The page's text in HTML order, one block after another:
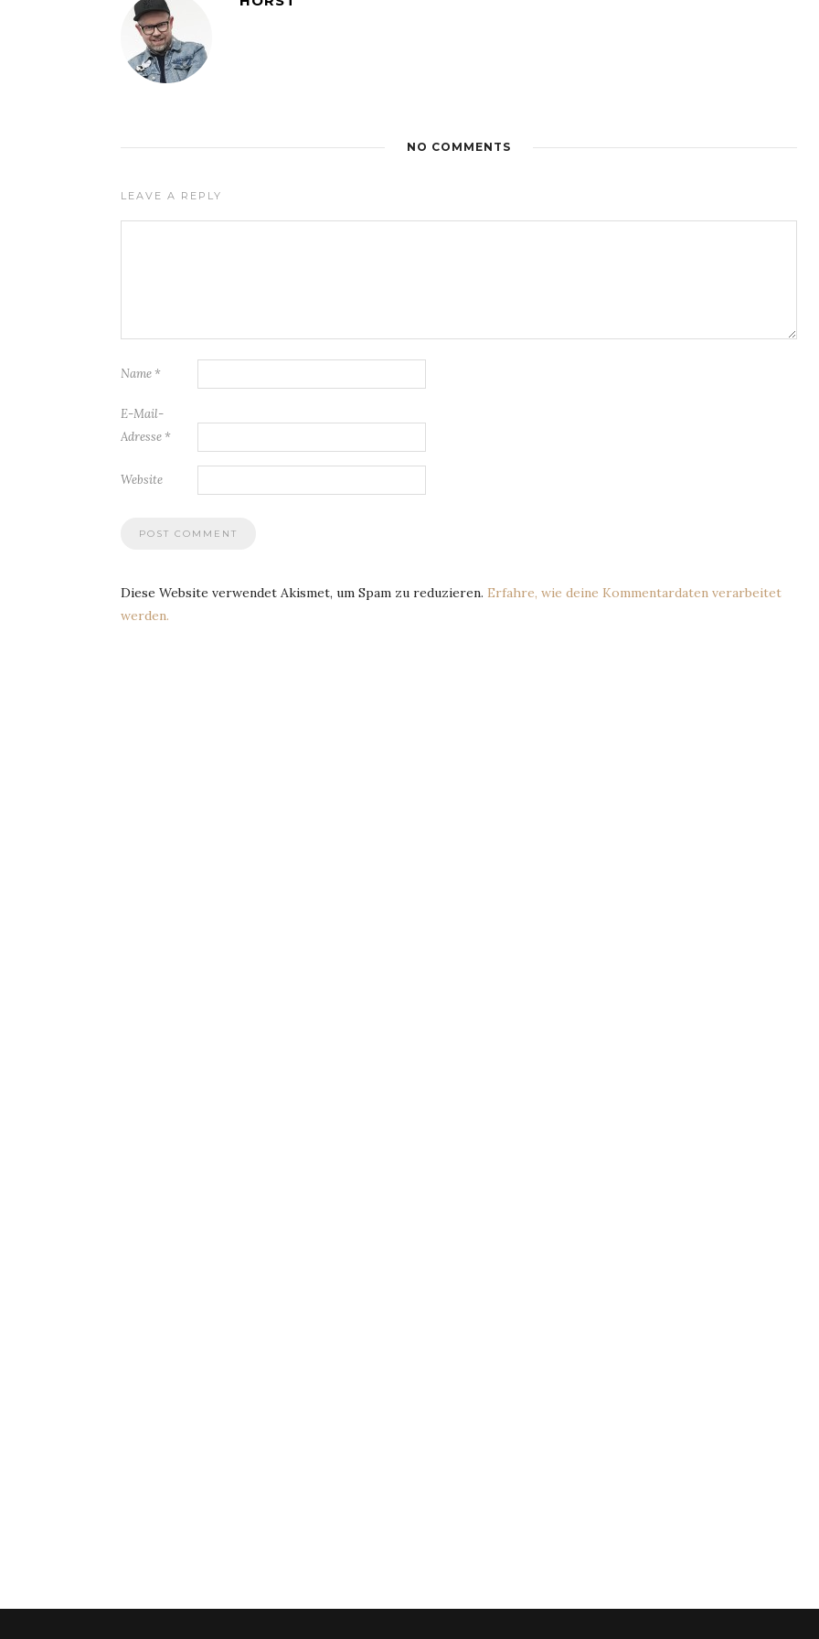
NO COMMENTS
LEAVE A REPLY
Name *
E-Mail-
Adresse *
Website
Diese Website verwendet Akismet, um Spam zu reduzieren. Erfahre, wie deine Kommentardaten verarbeitet
werden.